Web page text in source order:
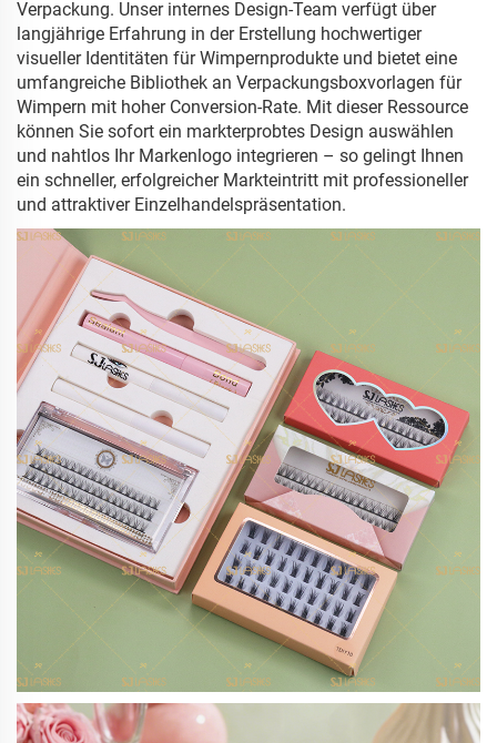
Verpackung. Unser internes Design-Team verfügt über
langjährige Erfahrung in der Erstellung hochwertiger
visueller Identitäten für Wimpernprodukte und bietet eine
umfangreiche Bibliothek an Verpackungsboxvorlagen für
Wimpern mit hoher Conversion-Rate. Mit dieser Ressource
können Sie sofort ein markterprobtes Design auswählen
und nahtlos Ihr Markenlogo integrieren – so gelingt Ihnen
ein schneller, erfolgreicher Markteintritt mit professioneller
und attraktiver Einzelhandelspräsentation.